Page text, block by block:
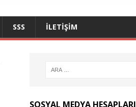
SSS İLETIŞIM
SOSYAL MEDYA HESAPLARI